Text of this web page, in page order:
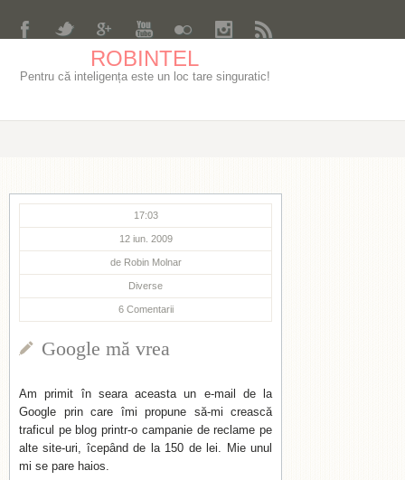
ROBINTEL
Pentru că inteligența este un loc tare singuratic!
17:03
12 iun. 2009
de Robin Molnar
Diverse
6 Comentarii
Google mă vrea
Am primit în seara aceasta un e-mail de la
Google prin care îmi propune să-mi crească
traficul pe blog printr-o campanie de reclame pe
alte site-uri, îcepând de la 150 de lei. Mie unul
mi se pare haios.